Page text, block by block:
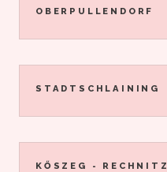
OBERPULLENDORF
STADTSCHLAINING
KŐSZEG - RECHNITZ